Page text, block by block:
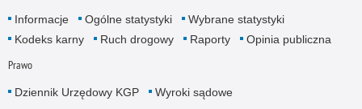
Informacje Ogólne statystyki
Wybrane statystyki
Kodeks karny
Ruch drogowy Raporty Opinia publiczna
Prawo
Dziennik Urzędowy KGP Wyroki sądowe